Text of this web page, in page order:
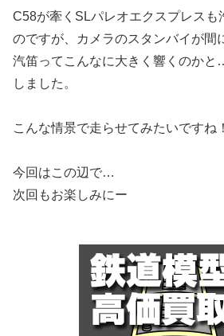
C58が牽くSLパレオエクスプレスも
のですが、カメラのスタンバイが間
汽笛ってこんなに大きく響くのか
しました。
こんな情景で走らせてみたいですね
今回はこの辺で…
次回もお楽しみにー